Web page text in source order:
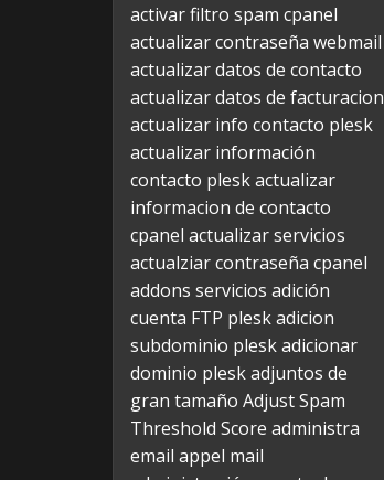
activar filtro spam cpanel
actualizar contraseña webmail
actualizar datos de contacto
actualizar datos de facturacion
actualizar info contacto plesk
actualizar información
contacto pleskactualizar
informacion de contacto
cpanel actualizar servicios
actualziar contraseña cpanel
addons servicios adición
cuenta FTP pleskadicion
subdominio pleskadicionar
dominio pleskadjuntos de
gran tamaño Adjust Spam
Threshold Score administra
email appel mail